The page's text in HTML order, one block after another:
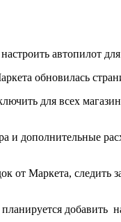
автопилот
для всех
и дополнительные
Маркета, следить